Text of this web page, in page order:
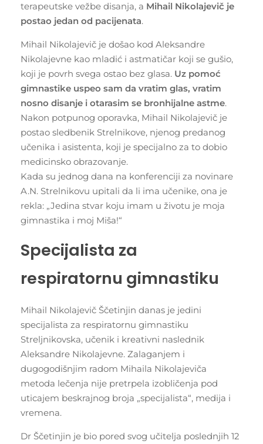
terapeutske vežbe disanja, a Mihail Nikolajevič je
postao jedan od pacijenata.
Mihail Nikolajevič je došao kod Aleksandre
Nikolajevne kao mladić i astmatičar koji se gušio,
koji je povrh svega ostao bez glasa. Uz pomoć
gimnastike uspeo sam da vratim glas, vratim
nosno disanje i otarasim se bronhijalne astme.
Nakon potpunog oporavka, Mihail Nikolajevič je
postao sledbenik Strelnikove, njenog predanog
učenika i asistenta, koji je specijalno za to dobio
medicinsko obrazovanje.
Kada su jednog dana na konferenciji za novinare
A.N. Strelnikovu upitali da li ima učenike, ona je
rekla: „Jedina stvar koju imam u životu je moja
gimnastika i moj Miša!“
Specijalista za
respiratornu gimnastiku
Mihail Nikolajevič Ščetinjin ​​danas je jedini
specijalista za respiratornu gimnastiku
Streljnikovska, učenik i kreativni naslednik
Aleksandre Nikolajevne. Zalaganjem i
dugogodišnjim radom Mihaila Nikolajeviča
metoda lečenja nije pretrpela izobličenja pod
uticajem beskrajnog broja „specijalista“, medija i
vremena.
Dr Ščetinjin ​​je bio pored svog učitelja poslednjih 12